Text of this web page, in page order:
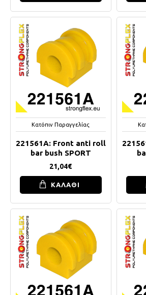
Κατόπιν Παραγγελίας
221561A: Front anti roll
bar bush SPORT
21,04€
ΚΑΛΑΘΙ